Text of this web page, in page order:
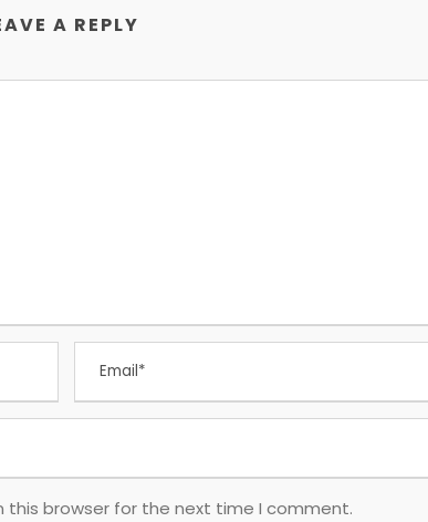
A REPLY
this browser for the next time I comment.